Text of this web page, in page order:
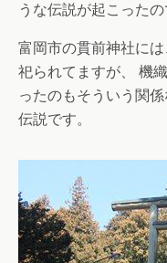
うな伝説が起こった
富岡市の貫前神社に
祀られてますが、 機
ったのもそういう関
伝説です。